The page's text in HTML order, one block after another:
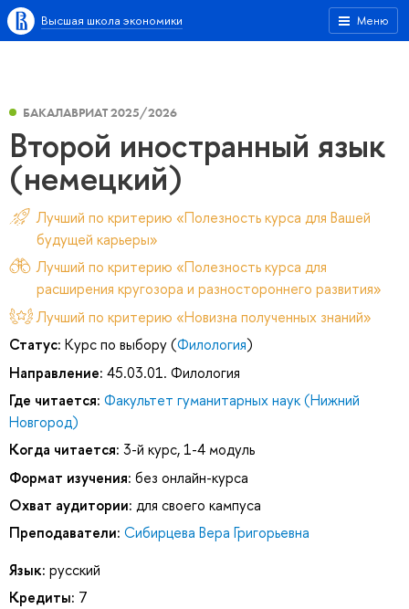
Меню
Высшая школа экономики
БАКАЛАВРИАТ 2025/2026
Второй иностранный язык
(немецкий)
Лучший по критерию «Полезность курса для Вашей
будущей карьеры»
Лучший по критерию «Полезность курса для
расширения кругозора и разностороннего развития»
Лучший по критерию «Новизна полученных знаний»
Статус: Курс по выбору (Филология)
Направление: 45.03.01. Филология
Где читается: Факультет гуманитарных наук (Нижний
Новгород)
Когда читается: 3-й курс, 1-4 модуль
Формат изучения: без онлайн-курса
Охват аудитории: для своего кампуса
Преподаватели: Сибирцева Вера Григорьевна
Язык: русский
Кредиты: 7